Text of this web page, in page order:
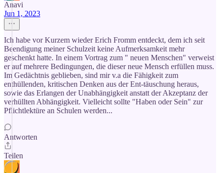
Anavi
Jun 1, 2023
Ich habe vor Kurzem wieder Erich Fromm entdeckt, dem ich seit
Beendigung meiner Schulzeit keine Aufmerksamkeit mehr
geschenkt hatte. In einem Vortrag zum " neuen Menschen" verweist
er auf mehrere Bedingungen, die dieser neue Mensch erfüllen muss.
Im Gedächtnis geblieben, sind mir v.a die Fähigkeit zum
enthüllenden, kritischen Denken aus der Ent-täuschung heraus,
sowie das Erlangen der Unabhängigkeit anstatt der Akzeptanz der
verhüllten Abhängigkeit. Vielleicht sollte "Haben oder Sein" zur
Pflichtlektüre an Schulen werden...
Antworten
Teilen